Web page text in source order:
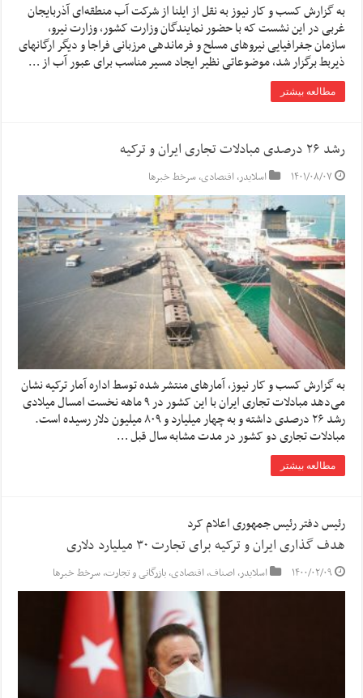
به گزارش کسب و کار نیوز به نقل از ایلنا از شرکت آب منطقه‌ای آذربایجان
غربی در این نشست که با حضور نمایندگان وزارت کشور، وزارت نیرو،
سازمان جغرافیایی نیروهای مسلح و فرماندهی مرزبانی فراجا و دیگر ارگانهای
ذیربط برگزار شد، موضوعاتی نظیر ایجاد مسیر مناسب برای عبور آب از …
مطالعه بیشتر
رشد ۲۶ درصدی مبادلات تجاری ایران و ترکیه
۱۴۰۱/۰۸/۰۷ اسلایدر,اقتصادی,سرخط خبرها
به گزارش کسب و کار نیوز، آمار‌های منتشر شده توسط اداره آمار ترکیه نشان
می‌دهد مبادلات تجاری ایران با این کشور در ۹ ماهه نخست امسال میلادی
رشد ۲۶ درصدی داشته و به چهار میلیارد و ۸۰۹ میلیون دلار رسیده است.
مبادلات تجاری دو کشور در مدت مشابه سال قبل …
مطالعه بیشتر
رئیس دفتر رئیس جمهوری اعلام کرد
هدف گذاری ایران و ترکیه برای تجارت ۳۰ میلیارد دلاری
۱۴۰۰/۰۲/۰۹ اسلایدر,اصناف,اقتصادی,بازرگانی و تجارت,سرخط خبرها